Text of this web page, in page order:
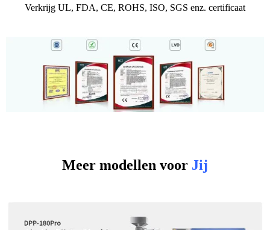
Verkrijg UL, FDA, CE, ROHS, ISO, SGS enz. certificaat
Meer modellen voor Jij